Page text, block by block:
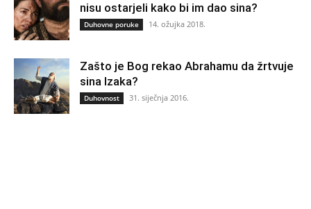
nisu ostarjeli kako bi im dao sina?
Duhovne poruke 14. ožujka 2018.
Zašto je Bog rekao Abrahamu da žrtvuje
sina Izaka?
Duhovnost 31. siječnja 2016.